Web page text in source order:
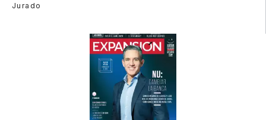
Jurado